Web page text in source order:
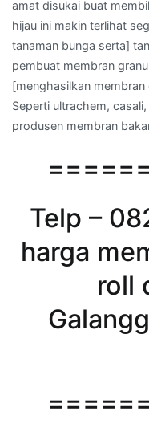
amat disukai buat
hijau ini makin terlihat
tanaman bunga serta]
pembuat membran
[menghasilkan
Seperti ultrachem,
produsen membran
Telp –
harga
roll